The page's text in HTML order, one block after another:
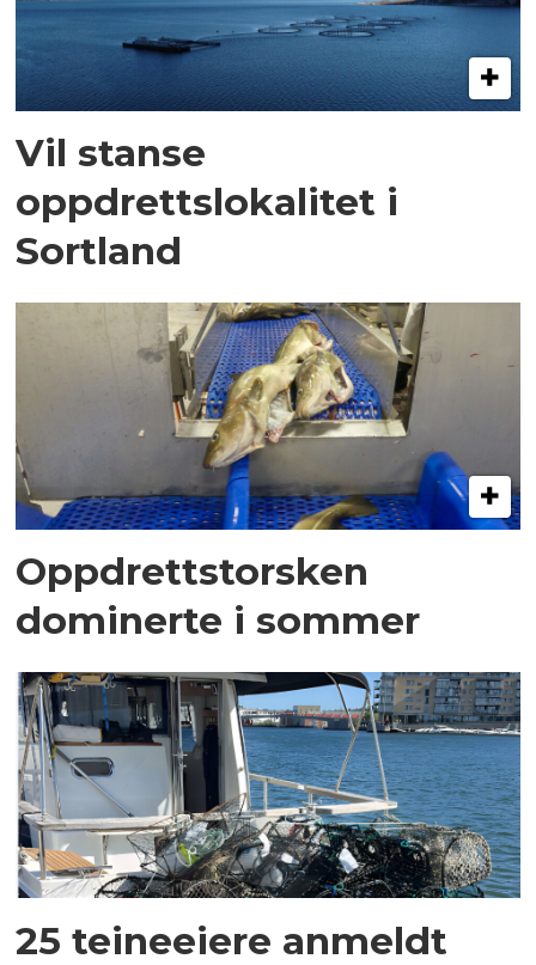
Vil stanse
oppdrettslokalitet i
Sortland
Oppdrettstorsken
dominerte i sommer
25 teineeiere anmeldt